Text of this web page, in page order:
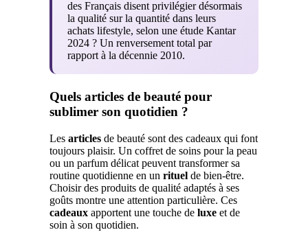
des Français disent privilégier désormais
la qualité sur la quantité dans leurs
achats lifestyle, selon une étude Kantar
2024 ? Un renversement total par
rapport à la décennie 2010.
Quels articles de beauté pour
sublimer son quotidien ?
Les articles de beauté sont des cadeaux qui font
toujours plaisir. Un coffret de soins pour la peau
ou un parfum délicat peuvent transformer sa
routine quotidienne en un rituel de bien-être.
Choisir des produits de qualité adaptés à ses
goûts montre une attention particulière. Ces
cadeaux apportent une touche de luxe et de
soin à son quotidien.